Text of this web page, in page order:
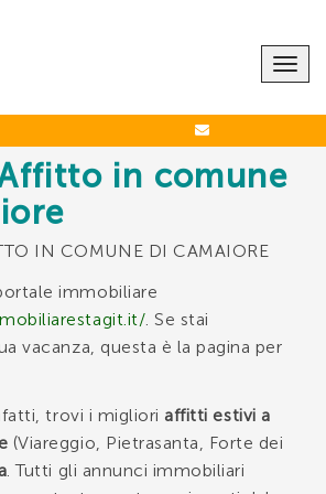
in comune
IN COMUNE DI CAMAIORE
immobiliare
. Se stai
vacanza, questa è la pagina per
trovi i migliori affitti estivi a
(Viareggio, Pietrasanta, Forte dei
. Tutti gli annunci immobiliari
T.
388 5744349